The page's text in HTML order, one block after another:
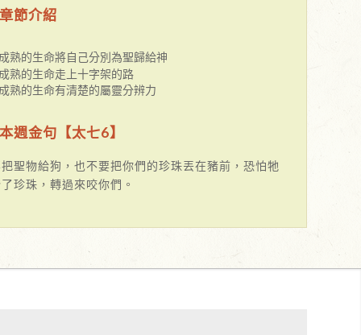
章節介紹
熟的生命將自己分別為聖歸給神
熟的生命走上十字架的路
熟的生命有清楚的屬靈分辨力
本週金句【太七6】
聖物給狗，也不要把你們的珍珠丟在豬前，恐怕牠
珍珠，轉過來咬你們。